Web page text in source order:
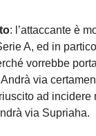
: l’attaccante è
A, ed in
vorrebbe
via
ad incidere
via Supriaha.